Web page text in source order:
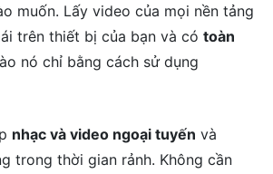
muốn. Lấy video của mọi nền tảng
trên thiết bị của bạn và có toàn
nó chỉ bằng cách sử dụng
nhạc và video ngoại tuyến và
trong thời gian rảnh. Không cần